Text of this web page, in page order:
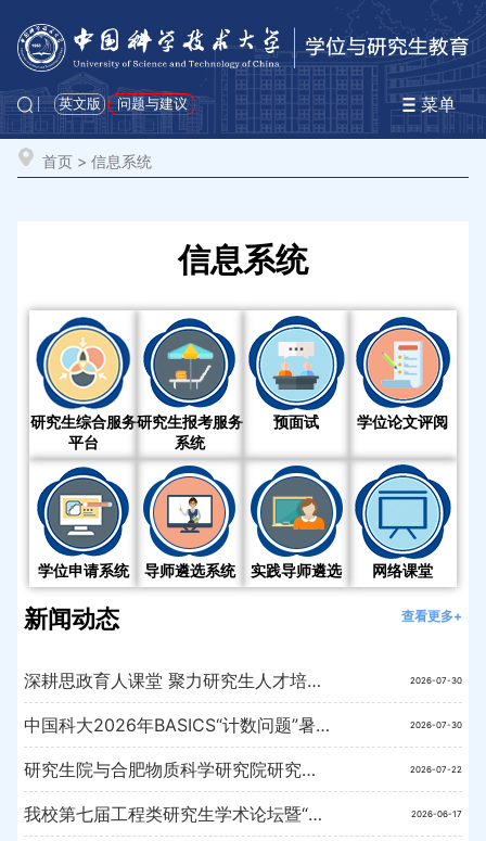
问题与建议
英文版 菜单
首页 >信息系统
信息系统
研究生综合服务
平台
研究生报考服务
系统
预面试 学位论文评阅
学位申请系统 导师遴选系统 实践导师遴选 网络课堂
新闻动态 查看更多+
深耕思政育人课堂 聚力研究生人才培养——我校召开2026 年春季学期研究生思政课程建设专题研讨会 2026-07-30
中国科大2026年BASICS“计数问题”暑期学校成功举办 2026-07-30
研究生院与合肥物质科学研究院研究生处联合开展主题党日活动 2026-07-22
我校第七届工程类研究生学术论坛暨“德创·精尖创新”博士生学术论坛成功举办 2026-06-17